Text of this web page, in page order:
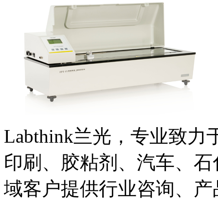
Labthink兰光，专业致力
印刷、胶粘剂、汽车、
域客户提供行业咨询、